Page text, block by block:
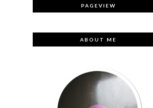
PAGEVIEW
ABOUT ME